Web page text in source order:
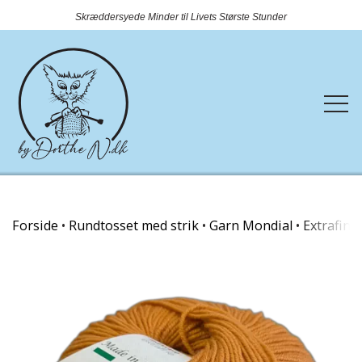
Skræddersyede Minder til Livets Største Stunder
Forside
Rundtosset med strik
OUTLET
Nyheder
Kontakt
Forside Rundtosset med strik Garn Mondial Extrafine